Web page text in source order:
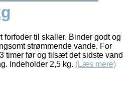
forfoder til skaller. Binder godt og
strømmende vande. For
timer før og tilsæt det sidste vand
Indeholder 2,5 kg. (Læs mere)